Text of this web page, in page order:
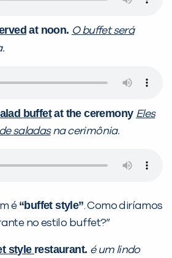
at noon. O buffet será
buffetat the ceremony Eles
saladasna cerimônia.
é “buffet style”. Como diríamos
no estilo buffet?”
style restaurant. é um lindo